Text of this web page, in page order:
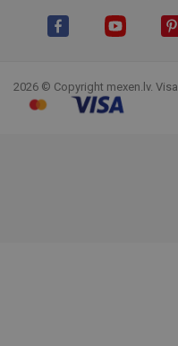
2026 © Copyright mexen.lv.